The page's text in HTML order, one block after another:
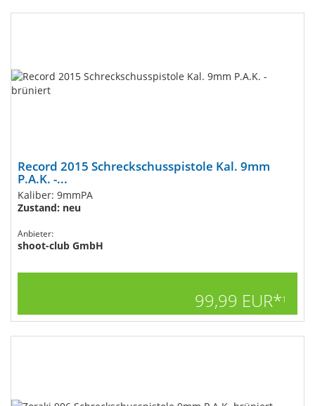
Record 2015 Schreckschusspistole Kal. 9mm
P.A.K. -...
Kaliber: 9mmPA
Zustand: neu
Anbieter:
shoot-club GmbH
99,99 EUR*1